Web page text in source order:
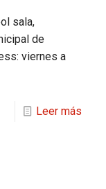
sala,
de
viernes a
Leer más